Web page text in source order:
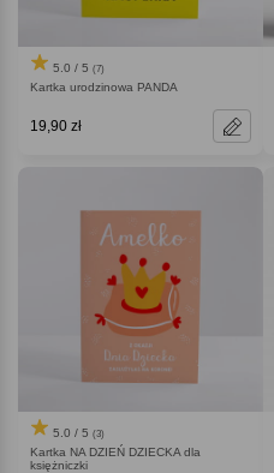
5.0 / 5 (7)
Kartka urodzinowa PANDA
19,90 zł
5.0 / 5 (3)
Kartka NA DZIEŃ DZIECKA dla
księżniczki